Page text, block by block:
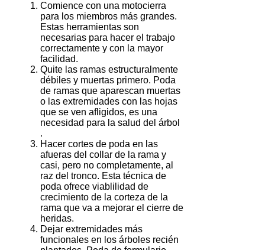
Comience con una motocierra
para los miembros más grandes.
Estas herramientas son
necesarias para hacer el trabajo
correctamente y con la mayor
facilidad.
Quite las ramas estructuralmente
débiles y muertas primero. Poda
de ramas que aparescan muertas
o las extremidades con las hojas
que se ven afligidos, es una
necesidad para la salud del árbol
.
Hacer cortes de poda en las
afueras del collar de la rama y
casi, pero no completamente, al
raz del tronco. Esta técnica de
poda ofrece viablilidad de
crecimiento de la corteza de la
rama que va a mejorar el cierre de
heridas.
Dejar extremidades más
funcionales en los árboles recién